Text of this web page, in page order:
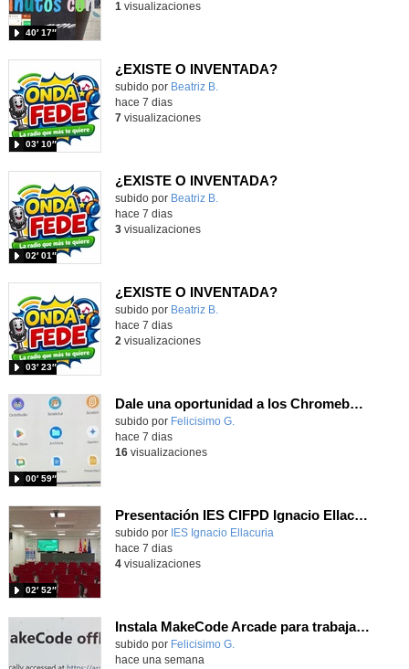
40′ 17″
1 visualizaciones
¿EXISTE O INVENTADA?
Contenido educativo.
subido por Beatriz B.
03′ 10″
hace 7 dias
7visualizaciones
¿EXISTE O INVENTADA?
Contenido educativo.
subido por Beatriz B.
02′ 01″
hace 7 dias
3visualizaciones
¿EXISTE O INVENTADA?
Contenido educativo.
subido por Beatriz B.
03′ 23″
hace 7 dias
2 visualizaciones
Dale una oportunidad a los Chromebooks y utiliza un proyector para realizar talleres si no tienes pantallas táctiles
Contenido educativo.
subido por Felicisimo G.
00′ 59″
hace 7 dias
16visualizaciones
Presentación IES CIFPD Ignacio Ellacuría
Contenido educativo.
subido por IES Ignacio Ellacuria
02′ 52″
hace 7 dias
4visualizaciones
Instala MakeCode Arcade para trabajar offline en tu tablet, ordenador, Chromebook
Contenido educativo.
subido por Felicisimo G.
hace una semana